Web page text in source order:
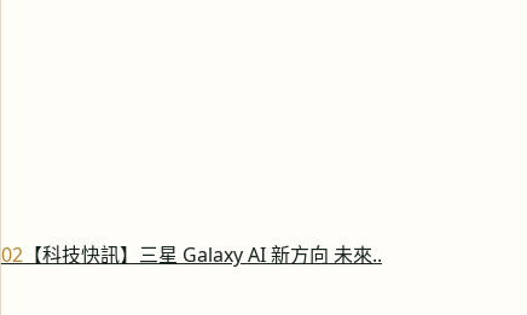
02 【科技快訊】三星 Galaxy AI 新方向 未來..